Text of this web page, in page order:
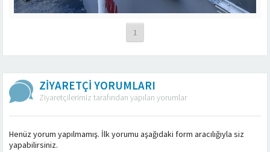
1
ZİYARETÇİ YORUMLARI
Ziyaretçilerimiz tarafından yapılan yorumlar
Henüz yorum yapılmamış. İlk yorumu aşağıdaki form aracılığıyla siz
yapabilirsiniz.